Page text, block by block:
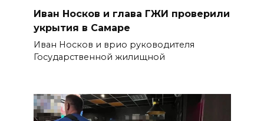
Иван Носков и глава ГЖИ проверили
укрытия в Самаре
Иван Носков и врио руководителя
Государственной жилищной